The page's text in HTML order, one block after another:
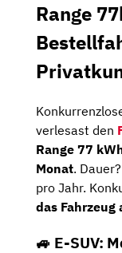
Range
verlesast den
Range 77
Monat. Dauer?
pro Jahr.
das
🚙 E-SUV: